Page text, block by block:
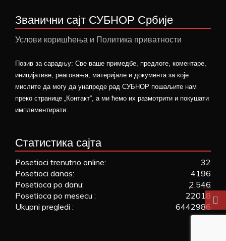
Званични сајт СУБНОР Србије
Услови коришћења и Политика приватности
Позив за сарадњу: Све ваше примедбе, предлоге, коментаре,
иницијативе, реаговања, материјале и документа за које
мислите да могу да унапреде рад СУБНОР пошаљите нам
преко странице „Контакт“, а ми ћемо их размотрити и покушати
имплементирати.
Статистика сајта
32
Posetioci trenutno online:
4196
Posetioci danas:
2,546
Posetioca po danu:
22018
Posetioca po mesecu :
6442986
Ukupni pregledi :